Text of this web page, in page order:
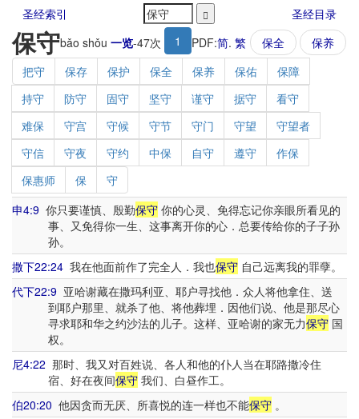
圣经索引 圣经目录
保守bǎo shǒu 一览-47次 1 PDF:简. 繁 保全
保养
把守
保存 保护 保全 保养 保佑
保障
持守
防守 固守 坚守 谨守 据守
看守
难保
守宫 守候 守节 守门 守望
守望者
守信
守夜 守约 中保 自守 遵守
作保
保惠师
保
守
申4:9 你只要谨慎、殷勤保守 你的心灵、免得忘记你亲眼所看见的
事、又免得你一生、这事离开你的心．总要传给你的子子孙
孙。
撒下22:24 我在他面前作了完全人．我也保守 自己远离我的罪孽。
代下22:9 亚哈谢藏在撒玛利亚、耶户寻找他．众人将他拿住、送
到耶户那里、就杀了他、将他葬埋．因他们说、他是那尽心
寻求耶和华之约沙法的儿子。这样、亚哈谢的家无力保守国
权。
尼4:22 那时、我又对百姓说、各人和他的仆人当在耶路撒冷住
宿、好在夜间保守我们、白昼作工。
伯20:20 他因贪而无厌、所喜悦的连一样也不能保守 。